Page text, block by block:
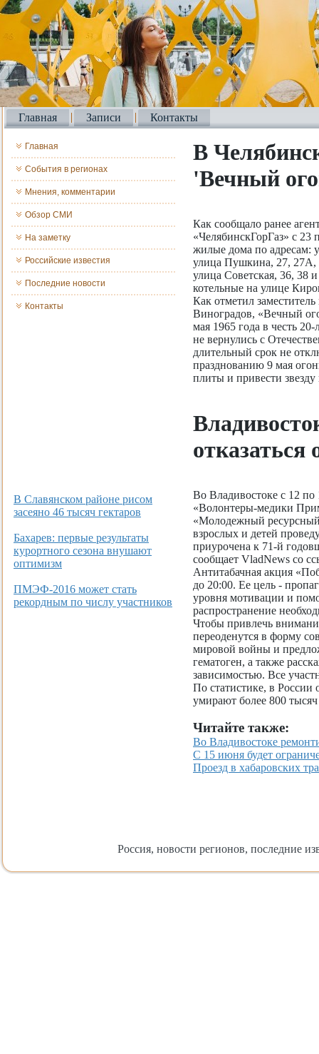
Главная Записи Контакты
Главная
События в регионах
Мнения, комментарии
Обзор СМИ
На заметку
Российские известия
Последние новости
Контакты
В Славянском районе рисом
засеяно 46 тысяч гектаров
Бахарев: первые результаты
курортного сезона внушают
оптимизм
ПМЭФ-2016 может стать
рекордным по числу участников
В
'Вечный
Как сообщало ранее
«ЧелябинскГорГаз» с 23
жилые дома по адресам:
улица Пушкина, 27, 27А,
улица Советская, 36, 38
котельные на улице
Как отметил
Виноградов, «Вечный
мая 1965 года в честь
не вернулись с
длительный срок не
празднованию 9 мая
плиты и привести звезду
отказаться
Во Владивостоке с 12 по
«Волонтеры-медики
«Молодежный ресурсный
взрослых и детей
приурочена к 71-й
сообщает VladNews со
Антитабачная акция
до 20:00. Ее цель -
уровня мотивации и
распространение
Чтобы привлечь
переоденутся в форму
мировой войны и
гематоген, а также
зависимостью. Все
По статистике, в России
умирают более 800 тысяч
Читайте также:
Во Владивостоке
С 15 июня будет
Проезд в хабаровских
Россия, новости регионов, последние